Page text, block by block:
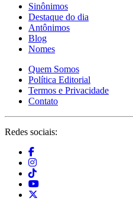
Sinônimos
Destaque do dia
Antônimos
Blog
Nomes
Quem Somos
Política Editorial
Termos e Privacidade
Contato
Redes sociais: